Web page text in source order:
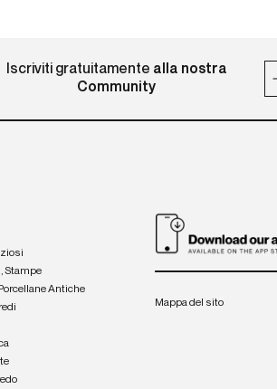
Iscriviti gratuitamente alla nostra
Community
Stampe
Antiche
Mappa del sito